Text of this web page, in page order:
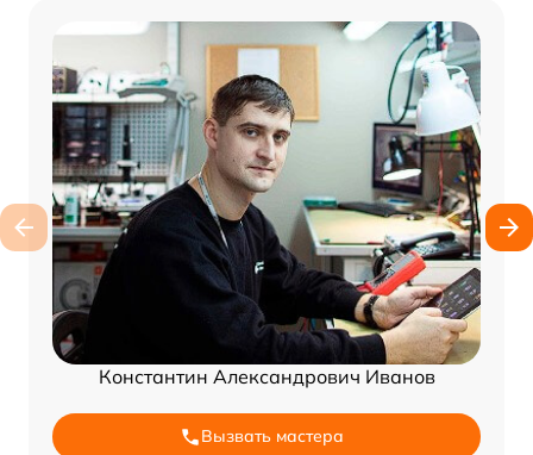
Константин Александрович Иванов
Вызвать мастера